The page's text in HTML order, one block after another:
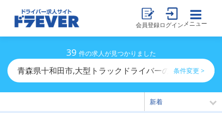
会員登録ログイン メニュー
39 件の求人が見つかりました
青森県十和田市,大型トラックドライバーのドライバー求
条件変更 >